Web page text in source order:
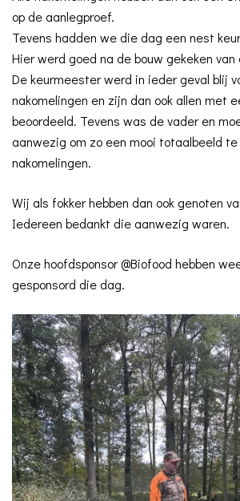
op de aanlegproef.
Tevens hadden we die dag een nest
Hier werd goed na de bouw gekeken van
De keurmeester werd in ieder geval blij
nakomelingen en zijn dan ook allen met
beoordeeld. Tevens was de vader en
aanwezig om zo een mooi totaalbeeld
nakomelingen.
Wij als fokker hebben dan ook genoten
Iedereen bedankt die aanwezig waren.
Onze hoofdsponsor @Biofood hebben
gesponsord die dag.